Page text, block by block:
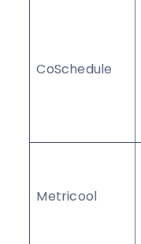
CoSchedule
Metricool